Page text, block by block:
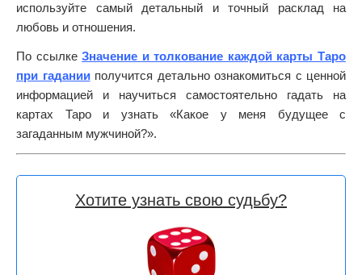
используйте самый детальный и точный расклад на
любовь и отношения.
По ссылкеЗначение и толкование каждой карты Таро
при гаданииполучится детально ознакомиться с ценной
информацией и научиться самостоятельно гадать на
картах Таро и узнать «Какое у меня будущее с
загаданным мужчиной?».
Хотите узнать свою судьбу?